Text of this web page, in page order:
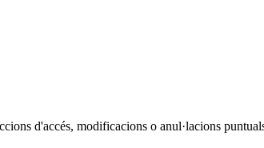
d'accés, modificacions o anul·lacions